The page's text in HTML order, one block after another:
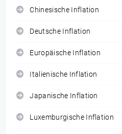
Chinesische Inflation
Deutsche Inflation
Europäische Inflation
Italienische Inflation
Japanische Inflation
Luxemburgische Inflation